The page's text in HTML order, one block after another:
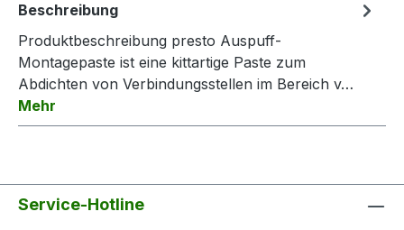
Beschreibung
Produktbeschreibung presto Auspuff-
Montagepaste ist eine kittartige Paste zum
Abdichten von Verbindungsstellen im Bereich v…
Mehr
Service-Hotline